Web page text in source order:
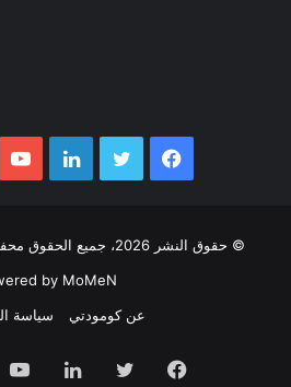
فيسبوك تويتر لينكدإن
© حقوق النشر 2026، جميع الحقوق محفوظة |
by MoMeN
عن كومودتي
سياسة
فيسبوك تويتر لينكدإن